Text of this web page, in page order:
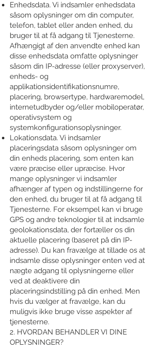
Enhedsdata. Vi indsamler enhedsdata
såsom oplysninger om din computer,
telefon, tablet eller anden enhed, du
bruger til at få adgang til Tjenesterne.
Afhængigt af den anvendte enhed kan
disse enhedsdata omfatte oplysninger
såsom din IP-adresse (eller proxyserver),
enheds- og
applikationsidentifikationsnumre,
placering, browsertype, hardwaremodel,
internetudbyder og/eller mobiloperatør,
operativsystem og
systemkonfigurationsoplysninger.
Lokationsdata. Vi indsamler
placeringsdata såsom oplysninger om
din enheds placering, som enten kan
være præcise eller upræcise. Hvor
mange oplysninger vi indsamler
afhænger af typen og indstillingerne for
den enhed, du bruger til at få adgang til
Tjenesterne. For eksempel kan vi bruge
GPS og andre teknologier til at indsamle
geolokationsdata, der fortæller os din
aktuelle placering (baseret på din IP-
adresse). Du kan fravælge at tillade os at
indsamle disse oplysninger enten ved at
nægte adgang til oplysningerne eller
ved at deaktivere din
placeringsindstilling på din enhed. Men
hvis du vælger at fravælge, kan du
muligvis ikke bruge visse aspekter af
tjenesterne.
2. HVORDAN BEHANDLER VI DINE
OPLYSNINGER?